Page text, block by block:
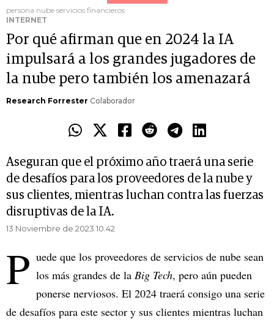
persona nube servicios financieros
INTERNET
Por qué afirman que en 2024 la IA
impulsará a los grandes jugadores de
la nube pero también los amenazará
Research Forrester Colaborador
Aseguran que el próximo año traerá una serie
de desafíos para los proveedores de la nube y
sus clientes, mientras luchan contra las fuerzas
disruptivas de la IA.
13 Noviembre de 2023 10.42
P uede que los proveedores de servicios de nube sean
los más grandes de la Big Tech, pero aún pueden
ponerse nerviosos. El 2024 traerá consigo una serie
de desafíos para este sector y sus clientes mientras luchan